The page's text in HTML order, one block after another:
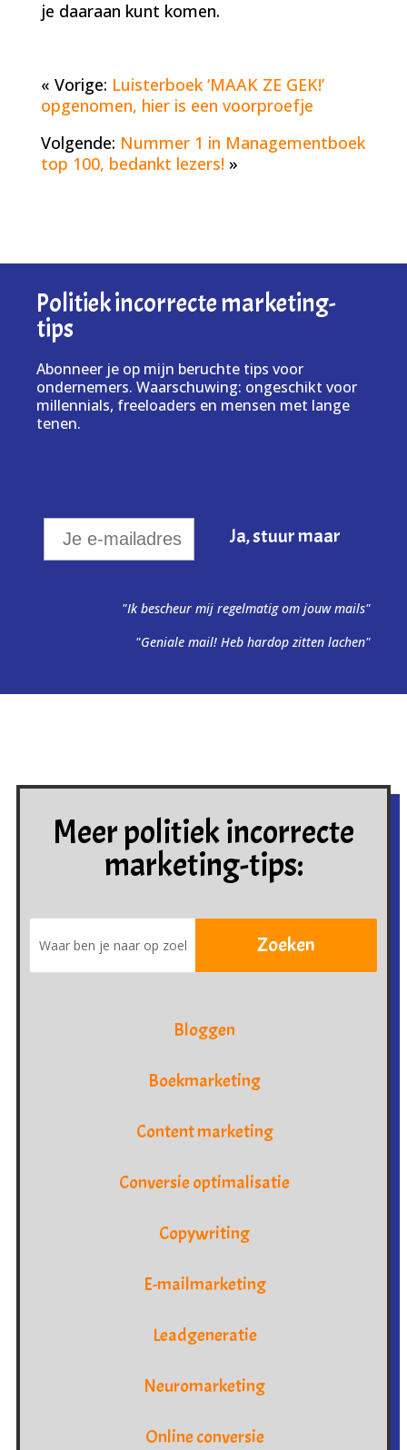
je daaraan kunt komen.
« Vorige: Luisterboek ‘MAAK ZE GEK!’
opgenomen, hier is een voorproefje
Volgende: Nummer 1 in Managementboek
top 100, bedankt lezers! »
Politiek incorrecte marketing-
tips
Abonneer je op mijn beruchte tips voor
ondernemers. Waarschuwing: ongeschikt voor
millennials, freeloaders en mensen met lange
tenen.
"Ik bescheur mij regelmatig om jouw mails"
"Geniale mail! Heb hardop zitten lachen"
Meer politiek incorrecte
marketing-tips:
Bloggen
Boekmarketing
Content marketing
Conversie optimalisatie
Copywriting
E-mailmarketing
Leadgeneratie
Neuromarketing
Online conversie